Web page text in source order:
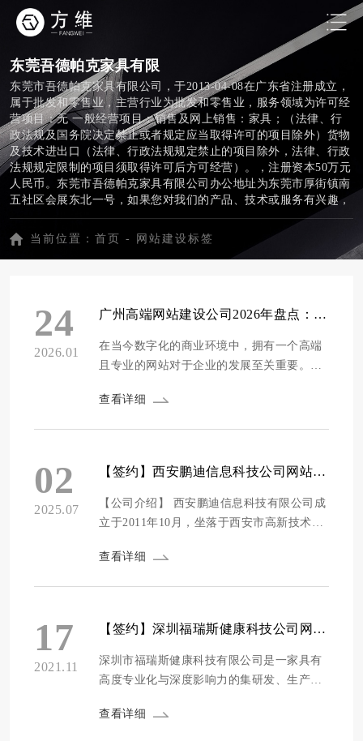
东莞吾德帕克家具有限
东莞市吾德帕克家具有限公司，于2013-04-08在广东省注册成立，
属于批发和零售业，主营行业为批发和零售业，服务领域为许可经
营项目：无 一般经营项目：销售及网上销售：家具；（法律、行
政法规及国务院决定禁止或者规定应当取得许可的项目除外）货物
及技术进出口（法律、行政法规规定禁止的项目除外，法律、行政
法规规定限制的项目须取得许可后方可经营）。，注册资本50万元
人民币。东莞市吾德帕克家具有限公司办公地址为东莞市厚街镇南
五社区会展东北一号，如果您对我们的产品、技术或服务有兴趣，
随时欢迎您的来电或上门咨询。
当前位置： 首页 - 网站建设标签
24
2026.01
广州高端网站建设公司2026年盘点：十家服务商品牌实力与创新技术深度解析
在当今数字化的商业环境中，拥有一个高端
且专业的网站对于企业的发展至关重要。尤
高端网站建设的需求日益增长。一个优质的
工具。为了帮助企业更好地选择合适的网站
建设服务商，我们对广州及周边地区的高端
网站...
查看详细
02
2025.07
【签约】西安鹏迪信息科技公司网站设计项目
【公司介绍】 西安鹏迪信息科技有限公司成
立于2011年10月，坐落于西安市高新技术开
家级高新技术企业。公司专注于智慧教育、
体系，并荣获多项资质与荣誉，包括“双软企
业”认证、“国家级高新技术企业”称号，以
及“陕...
查看详细
17
2021.11
【签约】深圳福瑞斯健康科技公司网站建设项目
深圳市福瑞斯健康科技有限公司是一家具有
高度专业化与深度影响力的集研发、生产、
摩器材制造企业。公司成立于2013年7月，经
查看详细